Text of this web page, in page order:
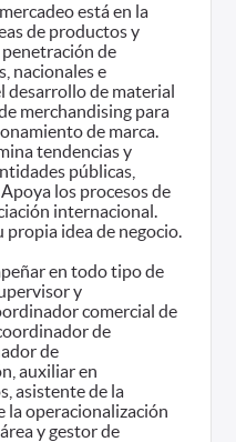
está en la
de productos y
de
nacionales e
desarrollo de material
merchandising para
de marca.
tendencias y
públicas,
los procesos de
internacional.
propia idea de negocio.
en todo tipo de
y
comercial de
de
de
auxiliar en
asistente de la
la operacionalización
y gestor de